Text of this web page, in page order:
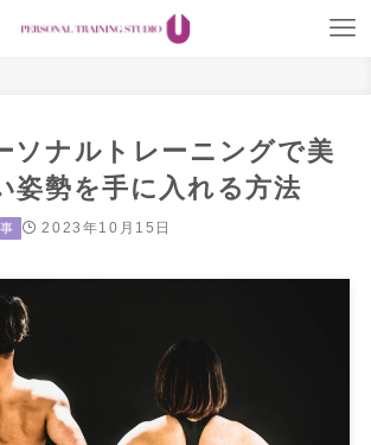
ソナルトレーニングで美
姿勢を手に入れる方法
2023年10月15日